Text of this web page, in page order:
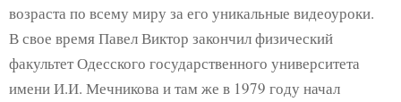
возраста по всему миру за его уникальные видеоуроки.
В свое время Павел Виктор закончил физический
факультет Одесского государственного университета
имени И.И. Мечникова и там же в 1979 году начал